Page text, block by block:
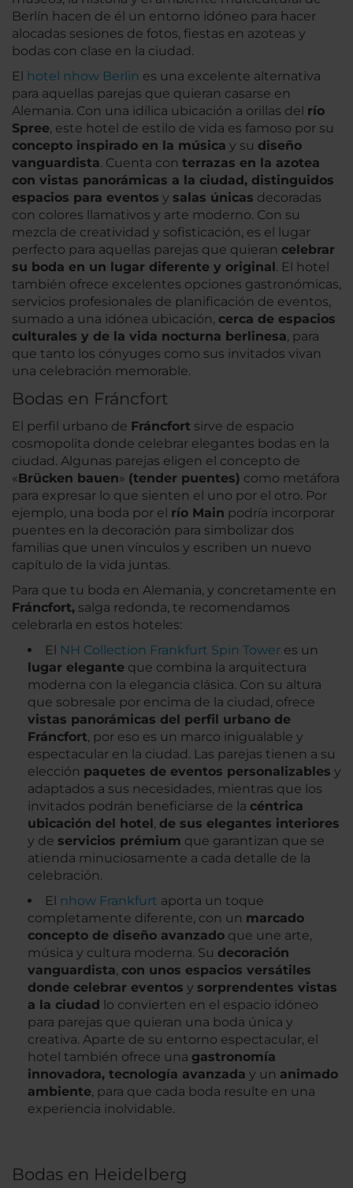
Berlín hacen de él un entorno idóneo para hacer
alocadas sesiones de fotos, fiestas en azoteas y
bodas con clase en la ciudad.
El hotel nhow Berlin es una excelente alternativa
para aquellas parejas que quieran casarse en
Alemania. Con una idílica ubicación a orillas del río
Spree, este hotel de estilo de vida es famoso por su
concepto inspirado en la música y su diseño
vanguardista. Cuenta con terrazas en la azotea
con vistas panorámicas a la ciudad, distinguidos
espacios para eventos y salas únicas decoradas
con colores llamativos y arte moderno. Con su
mezcla de creatividad y sofisticación, es el lugar
perfecto para aquellas parejas que quieran celebrar
su boda en un lugar diferente y original . El hotel
también ofrece excelentes opciones gastronómicas,
servicios profesionales de planificación de eventos,
sumado a una idónea ubicación, cerca de espacios
culturales y de la vida nocturna berlinesa, para
que tanto los cónyuges como sus invitados vivan
una celebración memorable.
Bodas en Fráncfort
El perfil urbano de Fráncfort sirve de espacio
cosmopolita donde celebrar elegantes bodas en la
ciudad. Algunas parejas eligen el concepto de
«Brücken bauen» (tender puentes) como metáfora
para expresar lo que sienten el uno por el otro. Por
ejemplo, una boda por el río Main podría incorporar
puentes en la decoración para simbolizar dos
familias que unen vínculos y escriben un nuevo
capítulo de la vida juntas.
Para que tu boda en Alemania, y concretamente en
Fráncfort, salga redonda, te recomendamos
celebrarla en estos hoteles:
El NH Collection Frankfurt Spin Tower es un
lugar elegante que combina la arquitectura
moderna con la elegancia clásica. Con su altura
que sobresale por encima de la ciudad, ofrece
vistas panorámicas del perfil urbano de
Fráncfort, por eso es un marco inigualable y
espectacular en la ciudad. Las parejas tienen a su
elección paquetes de eventos personalizables y
adaptados a sus necesidades, mientras que los
invitados podrán beneficiarse de la céntrica
ubicación del hotel , de sus elegantes interiores
y de servicios prémium que garantizan que se
atienda minuciosamente a cada detalle de la
celebración.
El nhow Frankfurt aporta un toque
completamente diferente, con un marcado
concepto de diseño avanzado que une arte,
música y cultura moderna. Su decoración
vanguardista, con unos espacios versátiles
donde celebrar eventos y sorprendentes vistas
a la ciudad
lo convierten en el espacio idóneo
para parejas que quieran una boda única y
creativa. Aparte de su entorno espectacular, el
hotel también ofrece una gastronomía
innovadora, tecnología avanzada y un animado
ambiente, para que cada boda resulte en una
experiencia inolvidable.
Bodas en Heidelberg